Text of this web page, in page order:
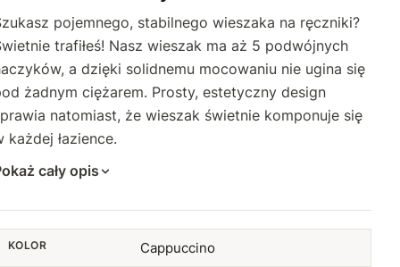
pojemnego, stabilnego wieszaka na ręczniki?
trafiłeś! Nasz wieszak ma aż 5 podwójnych
a dzięki solidnemu mocowaniu nie ugina się
żadnym ciężarem. Prosty, estetyczny design
natomiast, że wieszak świetnie komponuje się
każdej łazience.
cały opis
KOLOR Cappuccino